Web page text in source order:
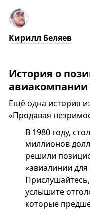
Кирилл Беляев
История о
авиакомпании
Ещё одна история
«Продавая
В 1980 году,
миллионов
решили
«авиалинии для
услышите
которые